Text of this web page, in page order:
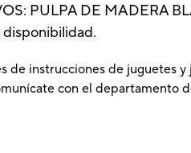
PULPA DE MADERA
disponibilidad.
de instrucciones de juguetes
con el departamento